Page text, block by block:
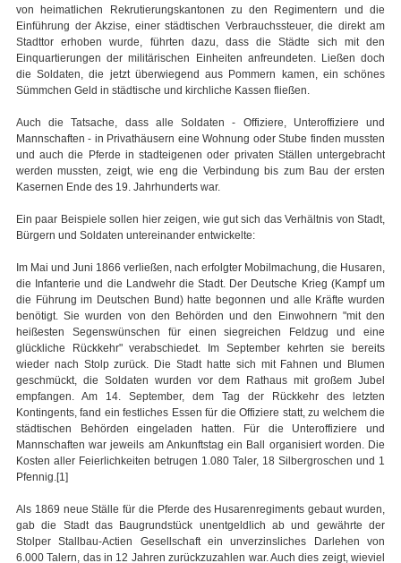
von heimatlichen Rekrutierungskantonen zu den Regimentern und die
Einführung der Akzise, einer städtischen Verbrauchssteuer, die direkt am
Stadttor erhoben wurde, führten dazu, dass die Städte sich mit den
Einquartierungen der militärischen Einheiten anfreundeten. Ließen doch
die Soldaten, die jetzt überwiegend aus Pommern kamen, ein schönes
Sümmchen Geld in städtische und kirchliche Kassen fließen.
Auch die Tatsache, dass alle Soldaten - Offiziere, Unteroffiziere und
Mannschaften - in Privathäusern eine Wohnung oder Stube finden mussten
und auch die Pferde in stadteigenen oder privaten Ställen untergebracht
werden mussten, zeigt, wie eng die Verbindung bis zum Bau der ersten
Kasernen Ende des 19. Jahrhunderts war.
Ein paar Beispiele sollen hier zeigen, wie gut sich das Verhältnis von Stadt,
Bürgern und Soldaten untereinander entwickelte:
Im Mai und Juni 1866 verließen, nach erfolgter Mobilmachung, die Husaren,
die Infanterie und die Landwehr die Stadt. Der Deutsche Krieg (Kampf um
die Führung im Deutschen Bund) hatte begonnen und alle Kräfte wurden
benötigt. Sie wurden von den Behörden und den Einwohnern "mit den
heißesten Segenswünschen für einen siegreichen Feldzug und eine
glückliche Rückkehr" verabschiedet. Im September kehrten sie bereits
wieder nach Stolp zurück. Die Stadt hatte sich mit Fahnen und Blumen
geschmückt, die Soldaten wurden vor dem Rathaus mit großem Jubel
empfangen. Am 14. September, dem Tag der Rückkehr des letzten
Kontingents, fand ein festliches Essen für die Offiziere statt, zu welchem die
städtischen Behörden eingeladen hatten. Für die Unteroffiziere und
Mannschaften war jeweils am Ankunftstag ein Ball organisiert worden. Die
Kosten aller Feierlichkeiten betrugen 1.080 Taler, 18 Silbergroschen und 1
Pfennig.[1]
Als 1869 neue Ställe für die Pferde des Husarenregiments gebaut wurden,
gab die Stadt das Baugrundstück unentgeldlich ab und gewährte der
Stolper Stallbau-Actien Gesellschaft ein unverzinsliches Darlehen von
6.000 Talern, das in 12 Jahren zurückzuzahlen war. Auch dies zeigt, wieviel